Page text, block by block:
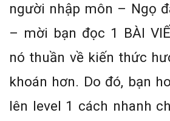
người nhập môn – Ngọ
– mời bạn đọc 1 BÀI
nó thuần về kiến thức
khoán hơn. Do đó, bạn
lên level 1 cách nhanh